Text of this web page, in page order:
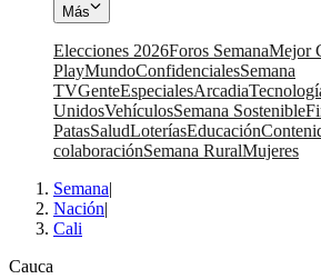
Más
Elecciones 2026Foros SemanaMejor
PlayMundoConfidencialesSemana
TVGenteEspecialesArcadia
UnidosVehículosSemana Sostenible
PatasSaludLoteríasEducación
colaboraciónSemana RuralMujeres
Semana|
Nación|
Cali
Cauca